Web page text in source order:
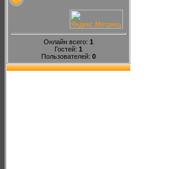
Онлайн всего: 1
Гостей: 1
Пользователей: 0